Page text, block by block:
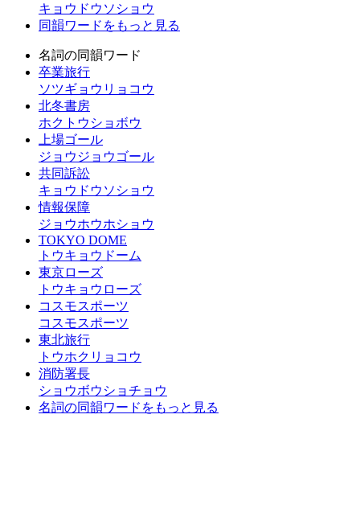
キョウドウソショウ
同韻ワードをもっと見る
名詞の同韻ワード
卒業旅行
ソツギョウリョコウ
北冬書房
ホクトウショボウ
上場ゴール
ジョウジョウゴール
共同訴訟
キョウドウソショウ
情報保障
ジョウホウホショウ
TOKYO DOME
トウキョウドーム
東京ローズ
トウキョウローズ
コスモスポーツ
コスモスポーツ
東北旅行
トウホクリョコウ
消防署長
ショウボウショチョウ
名詞の同韻ワードをもっと見る